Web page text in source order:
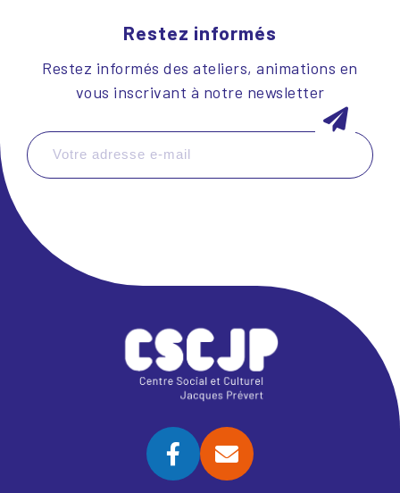
Restez informés
Restez informés des ateliers, animations en
vous inscrivant à notre newsletter